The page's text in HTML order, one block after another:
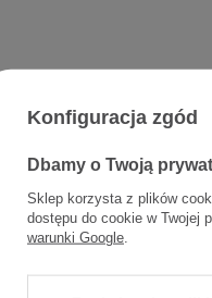
Konfiguracja zgód
Dbamy o Twoją
Sklep korzysta z plików
dostępu do cookie w Twojej
warunki Google